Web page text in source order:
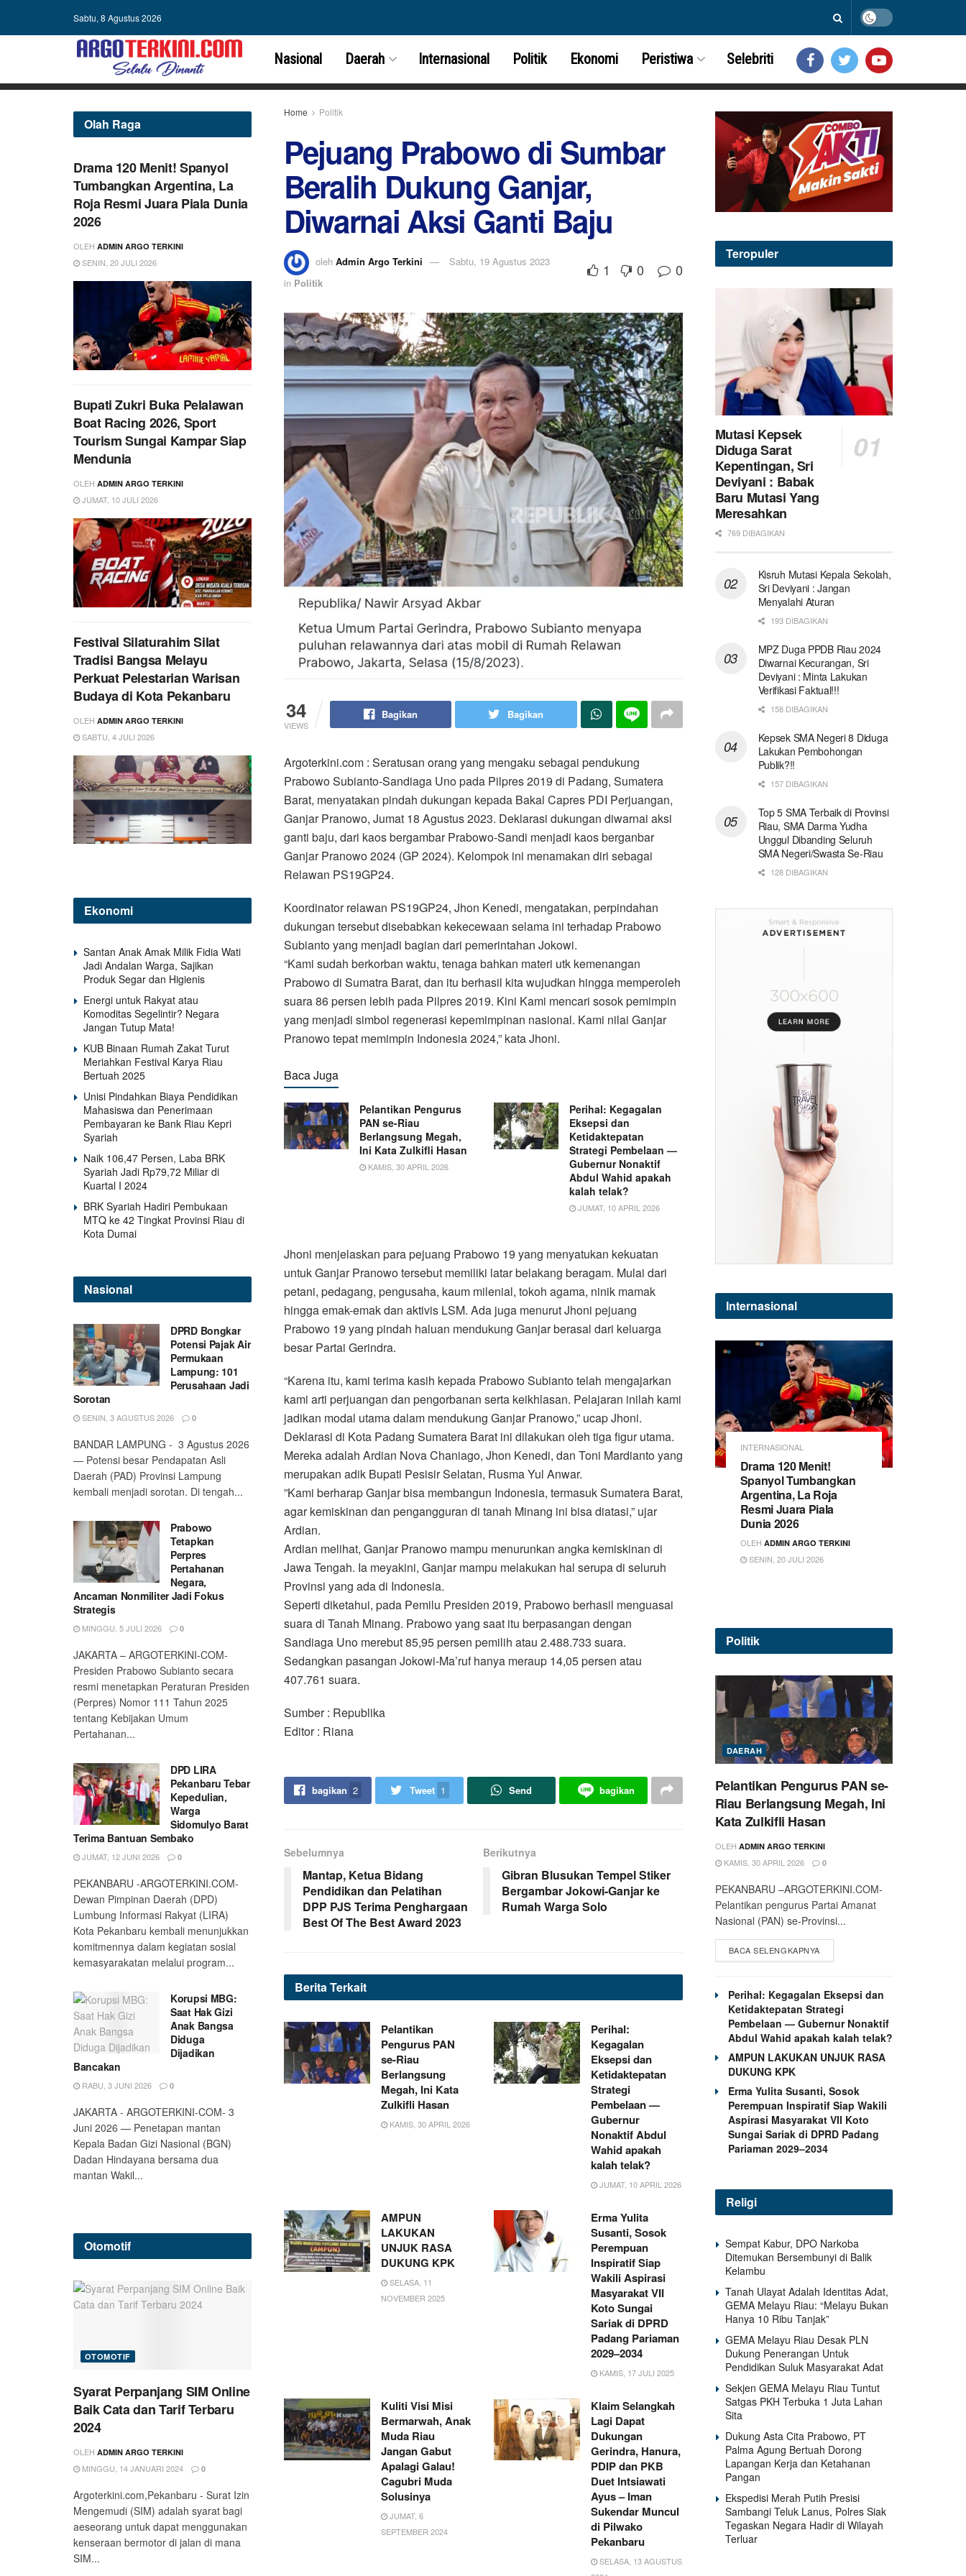
Sabtu, 8 Agustus 2026
Nasional Daerah Internasional Politik Ekonomi Peristiwa Selebriti
Home Politik
Pejuang Prabowo di Sumbar
Beralih Dukung Ganjar,
Diwarnai Aksi Ganti Baju
oleh Admin Argo Terkini
Sabtu, 19 Agustus 2023
in Politik
1 0 0
34
VIEWS
Bagikan Bagikan
Argoterkini.com : Seratusan orang yang mengaku sebagai pendukung
Prabowo Subianto-Sandiaga Uno pada Pilpres 2019 di Padang, Sumatera
Barat, menyatakan pindah dukungan kepada Bakal Capres PDI Perjuangan,
Ganjar Pranowo, Jumat 18 Agustus 2023. Deklarasi dukungan diwarnai aksi
ganti baju, dari kaos bergambar Prabowo-Sandi menjadi kaos berganbar
Ganjar Pranowo 2024 (GP 2024). Kelompok ini menamakan diri sebagai
Relawan PS19GP24.
Koordinator relawan PS19GP24, Jhon Kenedi, mengatakan, perpindahan
dukungan tersebut disebabkan kekecewaan selama ini terhadap Prabowo
Subianto yang menjadi bagian dari pemerintahan Jokowi.
“Kami sudah berkorban waktu, tenaga bahkan materi utk kemenangan
Prabowo di Sumatra Barat, dan itu berhasil kita wujudkan hingga memperoleh
suara 86 persen lebih pada Pilpres 2019. Kini Kami mencari sosok pemimpin
yang menjadi simbol regenerasi kepemimpinan nasional. Kami nilai Ganjar
Pranowo tepat memimpin Indonesia 2024,” kata Jhoni.
Baca Juga
Pelantikan Pengurus
PAN se-Riau
Berlangsung Megah,
Ini Kata Zulkifli Hasan
KAMIS, 30 APRIL 2026
Perihal: Kegagalan
Eksepsi dan
Ketidaktepatan
Strategi Pembelaan —
Gubernur Nonaktif
Abdul Wahid apakah
kalah telak?
JUMAT, 10 APRIL 2026
Jhoni menjelaskan para pejuang Prabowo 19 yang menyatukan kekuatan
untuk Ganjar Pranowo tersebut memiliki latar belakang beragam. Mulai dari
petani, pedagang, pengusaha, kaum milenial, tokoh agama, ninik mamak
hingga emak-emak dan aktivis LSM. Ada juga menurut Jhoni pejuang
Prabowo 19 yang pindah haluan mendukung Ganjar berasal dari keluarga
besar Partai Gerindra.
“Karena itu, kami terima kasih kepada Prabowo Subianto telah mengajarkan
kami arti perjuangan dan pengorbanan serta keikhlasan. Pelajaran inilah kami
jadikan modal utama dalam mendukung Ganjar Pranowo,” ucap Jhoni.
Deklarasi di Kota Padang Sumatera Barat ini dilakukan oleh tiga figur utama.
Mereka adalah Ardian Nova Chaniago, Jhon Kenedi, dan Toni Mardianto yang
merupakan adik Bupati Pesisir Selatan, Rusma Yul Anwar.
”Kami berharap Ganjar bisa membangun Indonesia, termasuk Sumatera Barat,
agar kemiskinan dan pengangguran di tanah Minang ini bisa diatasi,” ujar
Ardian.
Ardian melihat, Ganjar Pranowo mampu menurunkan angka kemiskinan di
Jawa Tengah. Ia meyakini, Ganjar mampu melakukan hal serupa di seluruh
Provinsi yang ada di Indonesia.
Seperti diketahui, pada Pemilu Presiden 2019, Prabowo berhasil menguasai
suara di Tanah Minang. Prabowo yang saat itu berpasangan dengan
Sandiaga Uno merebut 85,95 persen pemilih atau 2.488.733 suara.
Sedangkan pasangan Jokowi-Ma’ruf hanya meraup 14,05 persen atau
407.761 suara.
Sumber : Republika
Editor : Riana
bagikan 2 Tweet 1 Send bagikan
Sebelumnya
Mantap, Ketua Bidang
Pendidikan dan Pelatihan
DPP PJS Terima Penghargaan
Best Of The Best Award 2023
Berikutnya
Gibran Blusukan Tempel Stiker
Bergambar Jokowi-Ganjar ke
Rumah Warga Solo
BeritaTerkait
Pelantikan
Pengurus PAN
se-Riau
Berlangsung
Megah, Ini Kata
Zulkifli Hasan
KAMIS, 30 APRIL 2026
Perihal:
Kegagalan
Eksepsi dan
Ketidaktepatan
Strategi
Pembelaan —
Gubernur
Nonaktif Abdul
Wahid apakah
kalah telak?
JUMAT, 10 APRIL 2026
AMPUN
LAKUKAN
UNJUK RASA
DUKUNG KPK
SELASA, 11
NOVEMBER 2025
Erma Yulita
Susanti, Sosok
Perempuan
Inspiratif Siap
Wakili Aspirasi
Masyarakat VII
Koto Sungai
Sariak di DPRD
Padang Pariaman
2029–2034
KAMIS, 17 JULI 2025
Kuliti Visi Misi
Bermarwah, Anak
Muda Riau
Jangan Gabut
Apalagi Galau!
Cagubri Muda
Solusinya
JUMAT, 6
SEPTEMBER 2024
Klaim Selangkah
Lagi Dapat
Dukungan
Gerindra, Hanura,
PDIP dan PKB
Duet Intsiawati
Ayus – Iman
Sukendar Muncul
di Pilwako
Pekanbaru
SELASA, 13 AGUSTUS
Olah Raga
Drama 120 Menit! Spanyol
Tumbangkan Argentina, La
Roja Resmi Juara Piala Dunia
2026
OLEH ADMIN ARGO TERKINI
SENIN, 20 JULI 2026
Bupati Zukri Buka Pelalawan
Boat Racing 2026, Sport
Tourism Sungai Kampar Siap
Mendunia
OLEH ADMIN ARGO TERKINI
JUMAT, 10 JULI 2026
Festival Silaturahim Silat
Tradisi Bangsa Melayu
Perkuat Pelestarian Warisan
Budaya di Kota Pekanbaru
OLEH ADMIN ARGO TERKINI
SABTU, 4 JULI 2026
Ekonomi
Santan Anak Amak Milik Fidia Wati
Jadi Andalan Warga, Sajikan
Produk Segar dan Higienis
Energi untuk Rakyat atau
Komoditas Segelintir? Negara
Jangan Tutup Mata!
KUB Binaan Rumah Zakat Turut
Meriahkan Festival Karya Riau
Bertuah 2025
Unisi Pindahkan Biaya Pendidikan
Mahasiswa dan Penerimaan
Pembayaran ke Bank Riau Kepri
Syariah
Naik 106,47 Persen, Laba BRK
Syariah Jadi Rp79,72 Miliar di
Kuartal I 2024
BRK Syariah Hadiri Pembukaan
MTQ ke 42 Tingkat Provinsi Riau di
Kota Dumai
Nasional
DPRD Bongkar
Potensi Pajak Air
Permukaan
Lampung: 101
Perusahaan Jadi
Sorotan
SENIN, 3 AGUSTUS 2026 0
BANDAR LAMPUNG - 3 Agustus 2026
— Potensi besar Pendapatan Asli
Daerah (PAD) Provinsi Lampung
kembali menjadi sorotan. Di tengah...
Prabowo
Tetapkan
Perpres
Pertahanan
Negara,
Ancaman Nonmiliter Jadi Fokus
Strategis
MINGGU, 5 JULI 2026 0
JAKARTA – ARGOTERKINI-COM-
Presiden Prabowo Subianto secara
resmi menetapkan Peraturan Presiden
(Perpres) Nomor 111 Tahun 2025
tentang Kebijakan Umum
Pertahanan...
DPD LIRA
Pekanbaru Tebar
Kepedulian,
Warga
Sidomulyo Barat
Terima Bantuan Sembako
JUMAT, 12 JUNI 2026 0
PEKANBARU -ARGOTERKINI.COM-
Dewan Pimpinan Daerah (DPD)
Lumbung Informasi Rakyat (LIRA)
Kota Pekanbaru kembali menunjukkan
komitmennya dalam kegiatan sosial
kemasyarakatan melalui program...
Korupsi MBG:
Saat Hak Gizi
Anak Bangsa
Diduga
Dijadikan
Bancakan
RABU, 3 JUNI 2026 0
JAKARTA - ARGOTERKINI-COM- 3
Juni 2026 — Penetapan mantan
Kepala Badan Gizi Nasional (BGN)
Dadan Hindayana bersama dua
mantan Wakil...
Otomotif
OTOMOTIF
Syarat Perpanjang SIM Online
Baik Cata dan Tarif Terbaru
2024
OLEH ADMIN ARGO TERKINI
MINGGU, 14 JANUARI 2024 0
Argoterkini.com,Pekanbaru - Surat Izin
Mengemudi (SIM) adalah syarat bagi
aeseorang untuk dapat menggunakan
kenseraan bermotor di jalan di mana
SIM...
Teropuler
Mutasi Kepsek
Diduga Sarat
Kepentingan, Sri
Deviyani : Babak
Baru Mutasi Yang
Meresahkan
769 DIBAGIKAN
Kisruh Mutasi Kepala Sekolah,
Sri Deviyani : Jangan
Menyalahi Aturan
193 DIBAGIKAN
MPZ Duga PPDB Riau 2024
Diwarnai Kecurangan, Sri
Deviyani : Minta Lakukan
Verifikasi Faktual!!!
158 DIBAGIKAN
Kepsek SMA Negeri 8 Diduga
Lakukan Pembohongan
Publik?!!
157 DIBAGIKAN
Top 5 SMA Terbaik di Provinsi
Riau, SMA Darma Yudha
Unggul Dibanding Seluruh
SMA Negeri/Swasta Se-Riau
128 DIBAGIKAN
Internasional
INTERNASIONAL
Drama 120 Menit!
Spanyol Tumbangkan
Argentina, La Roja
Resmi Juara Piala
Dunia 2026
OLEH ADMIN ARGO TERKINI
SENIN, 20 JULI 2026
Politik
DAERAH
Pelantikan Pengurus PAN se-
Riau Berlangsung Megah, Ini
Kata Zulkifli Hasan
OLEH ADMIN ARGO TERKINI
KAMIS, 30 APRIL 2026 0
PEKANBARU –ARGOTERKINI.COM-
Pelantikan pengurus Partai Amanat
Nasional (PAN) se-Provinsi...
BACA SELENGKAPNYA
Perihal: Kegagalan Eksepsi dan
Ketidaktepatan Strategi
Pembelaan — Gubernur Nonaktif
Abdul Wahid apakah kalah telak?
AMPUN LAKUKAN UNJUK RASA
DUKUNG KPK
Erma Yulita Susanti, Sosok
Perempuan Inspiratif Siap Wakili
Aspirasi Masyarakat VII Koto
Sungai Sariak di DPRD Padang
Pariaman 2029–2034
Religi
Sempat Kabur, DPO Narkoba
Ditemukan Bersembunyi di Balik
Kelambu
Tanah Ulayat Adalah Identitas Adat,
GEMA Melayu Riau: “Melayu Bukan
Hanya 10 Ribu Tanjak”
GEMA Melayu Riau Desak PLN
Dukung Penerangan Untuk
Pendidikan Suluk Masyarakat Adat
Sekjen GEMA Melayu Riau Tuntut
Satgas PKH Terbuka 1 Juta Lahan
Sita
Dukung Asta Cita Prabowo, PT
Palma Agung Bertuah Dorong
Lapangan Kerja dan Ketahanan
Pangan
Ekspedisi Merah Putih Presisi
Sambangi Teluk Lanus, Polres Siak
Tegaskan Negara Hadir di Wilayah
Terluar